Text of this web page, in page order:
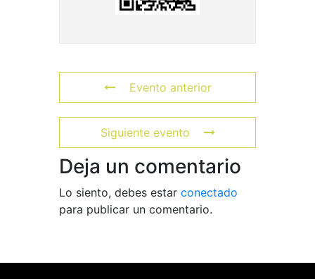
Evento anterior
Siguiente evento
Deja un comentario
Lo siento, debes estar conectado
para publicar un comentario.